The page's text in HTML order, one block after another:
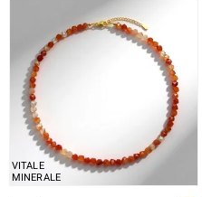
VITALE
MINERALE